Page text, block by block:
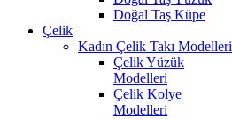
Doğal Taş Küpe
Çelik
Kadın Çelik Takı Modelleri
Çelik Yüzük
Modelleri
Çelik Kolye
Modelleri